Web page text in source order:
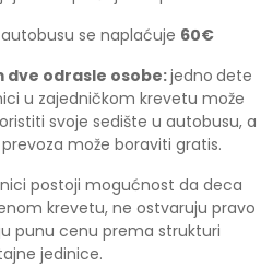
se naplaćuje 60€
dve odrasle osobe:jedno dete
u zajedničkom krevetu može
svoje sedište u autobusu, a
može boraviti gratis.
postoji mogućnost da deca
krevetu, ne ostvaruju pravo
punu cenu prema strukturi
jedinice.